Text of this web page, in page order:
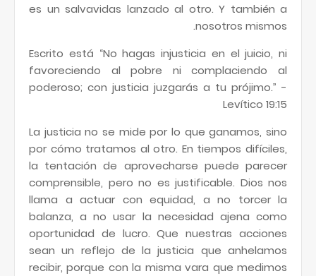
es un salvavidas lanzado al otro. Y también a
nosotros mismos.
Escrito está “No hagas injusticia en el juicio, ni
favoreciendo al pobre ni complaciendo al
poderoso; con justicia juzgarás a tu prójimo.” -
Levítico 19:15
La justicia no se mide por lo que ganamos, sino
por cómo tratamos al otro. En tiempos difíciles,
la tentación de aprovecharse puede parecer
comprensible, pero no es justificable. Dios nos
llama a actuar con equidad, a no torcer la
balanza, a no usar la necesidad ajena como
oportunidad de lucro. Que nuestras acciones
sean un reflejo de la justicia que anhelamos
recibir, porque con la misma vara que medimos